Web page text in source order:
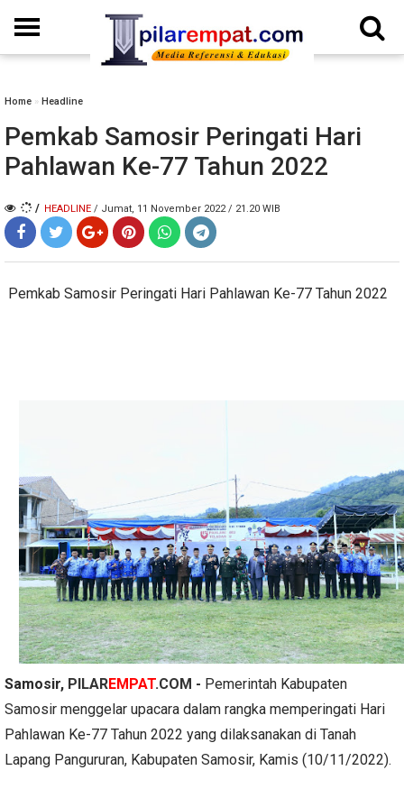
Home » Headline
Pemkab Samosir Peringati Hari
Pahlawan Ke-77 Tahun 2022
/ HEADLINE / Jumat, 11 November 2022 / 21.20 WIB
Pemkab Samosir Peringati Hari Pahlawan Ke-77 Tahun 2022
Samosir, PILAREMPAT.COM - Pemerintah Kabupaten
Samosir menggelar upacara dalam rangka memperingati Hari
Pahlawan Ke-77 Tahun 2022 yang dilaksanakan di Tanah
Lapang Pangururan, Kabupaten Samosir, Kamis (10/11/2022).